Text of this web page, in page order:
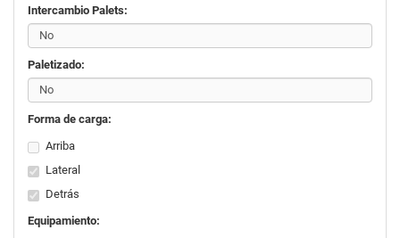
Intercambio Palets:
Paletizado:
Forma de carga:
Arriba
Lateral
Detrás
Equipamiento: